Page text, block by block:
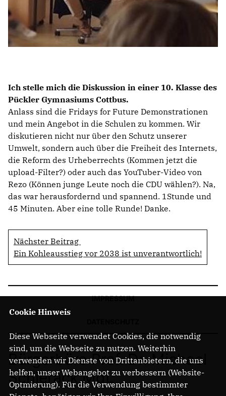
Ich stelle mich die Diskussion in einer 10. Klasse des
Pückler Gymnasiums Cottbus.
Anlass sind die Fridays for Future Demonstrationen
und mein Angebot in die Schulen zu kommen. Wir
diskutieren nicht nur über den Schutz unserer
Umwelt, sondern auch über die Freiheit des Internets,
die Reform des Urheberrechts (Kommen jetzt die
upload-Filter?) oder auch das YouTuber-Video von
Rezo (Können junge Leute noch die CDU wählen?). Na,
das war herausfordernd und spannend. 1Stunde und
45 Minuten. Aber eine tolle Runde! Danke.
Nächster Beitrag
Ein Kohleausstieg vor 2038 ist unverantwortlich!
IMPRESSUM
Bürgerbüro Prof. Dr. Michael
Schierack MdL
Cookie Hinweis
Diese Webseite verwendet Cookies, die notwendig
sind, um die Webseite zu nutzen. Weiterhin
verwenden wir Dienste von Drittanbietern, die uns
helfen, unser Webangebot zu verbessern (Website-
Optmierung). Für die Verwendung bestimmter